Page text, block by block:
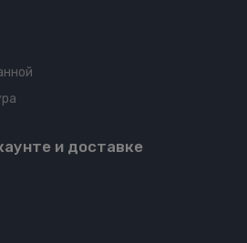
и доставке